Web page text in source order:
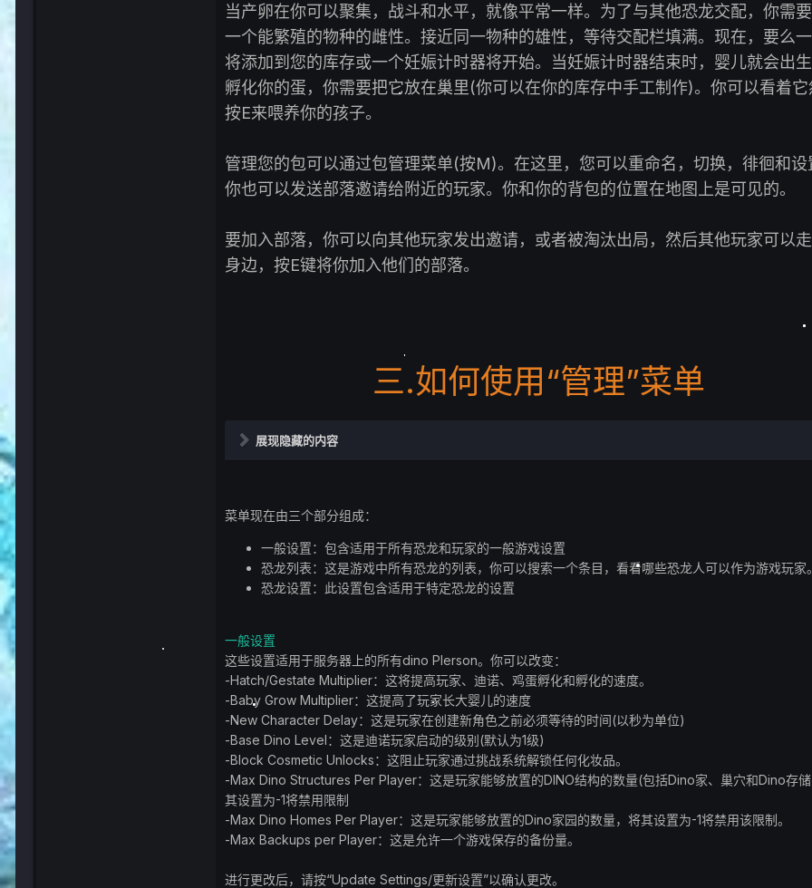
当产卵在你可以聚集，战斗和水平，就像平常一样。为了与其他恐龙交配，你需
一个能繁殖的物种的雌性。接近同一物种的雄性，等待交配栏填满。现在，要么
将添加到您的库存或一个妊娠计时器将开始。当妊娠计时器结束时，婴儿就会出
孵化你的蛋，你需要把它放在巢里(你可以在你的库存中手工制作)。你可以看着
按E来喂养你的孩子。
管理您的包可以通过包管理菜单(按M)。在这里，您可以重命名，切换，徘徊和设
你也可以发送部落邀请给附近的玩家。你和你的背包的位置在地图上是可见的。
要加入部落，你可以向其他玩家发出邀请，或者被淘汰出局，然后其他玩家可以
身边，按E键将你加入他们的部落。
三.如何使用“管理”菜单
展现隐藏的内容
菜单现在由三个部分组成：
一般设置：包含适用于所有恐龙和玩家的一般游戏设置
恐龙列表：这是游戏中所有恐龙的列表，你可以搜索一个条目，看看哪些恐龙人可以作为游戏玩家
恐龙设置：此设置包含适用于特定恐龙的设置
一般设置
这些设置适用于服务器上的所有dino Plerson。你可以改变：
-Hatch/Gestate Multiplier：这将提高玩家、迪诺、鸡蛋孵化和孵化的速度。
-Baby Grow Multiplier：这提高了玩家长大婴儿的速度
-New Character Delay：这是玩家在创建新角色之前必须等待的时间(以秒为单位)
-Base Dino Level：这是迪诺玩家启动的级别(默认为1级)
-Block Cosmetic Unlocks：这阻止玩家通过挑战系统解锁任何化妆品。
-Max Dino Structures Per Player：这是玩家能够放置的DINO结构的数量(包括Dino家、巢穴和Dino存
其设置为-1将禁用限制
-Max Dino Homes Per Player：这是玩家能够放置的Dino家园的数量，将其设置为-1将禁用该限制。
-Max Backups per Player：这是允许一个游戏保存的备份量。
进行更改后，请按“Update Settings/更新设置”以确认更改。